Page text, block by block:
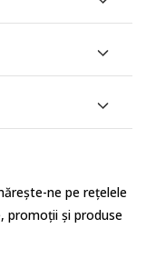
ne pe rețelele
promoții și produse